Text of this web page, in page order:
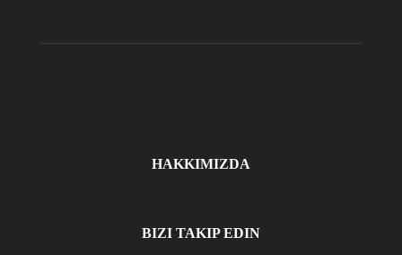
HAKKIMIZDA
BIZI TAKIP EDIN